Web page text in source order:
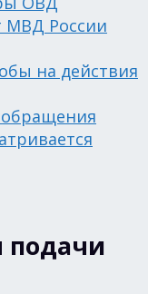
МВД России
на действия